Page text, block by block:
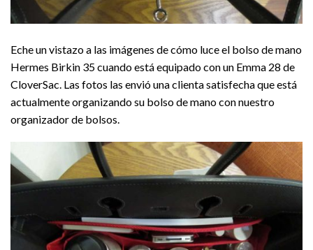
Eche un vistazo a las imágenes de cómo luce el bolso de mano
Hermes Birkin 35 cuando está equipado con un Emma 28 de
CloverSac. Las fotos las envió una clienta satisfecha que está
actualmente organizando su bolso de mano con nuestro
organizador de bolsos.